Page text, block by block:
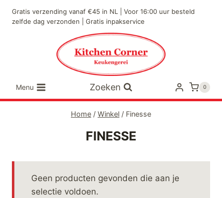
naar
Gratis verzending vanaf €45 in NL | Voor 16:00 uur besteld
zelfde dag verzonden | Gratis inpakservice
Menu Zoeken 0
Home / Winkel / Finesse
FINESSE
Geen producten gevonden die aan je
selectie voldoen.